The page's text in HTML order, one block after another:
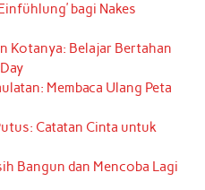
bagi Nakes
Kotanya: Belajar Bertahan
Membaca Ulang Peta
Catatan Cinta untuk
Bangun dan Mencoba Lagi